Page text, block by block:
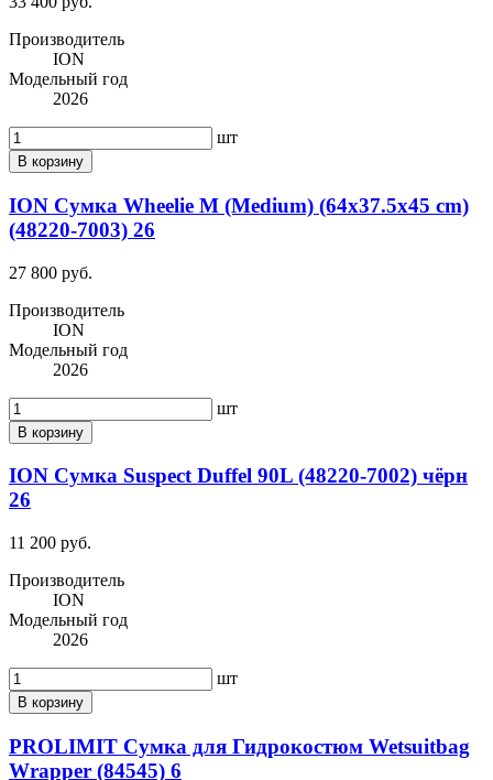
Производитель
ION
Модельный год
2026
шт
В корзину
ION Сумка Wheelie M (Medium) (64x37.5x45 cm)
(48220-7003) 26
27 800 руб.
Производитель
ION
Модельный год
2026
шт
В корзину
ION Сумка Suspect Duffel 90L (48220-7002) чёрн
26
11 200 руб.
Производитель
ION
Модельный год
2026
шт
В корзину
PROLIMIT Сумка для Гидрокостюм Wetsuitbag
Wrapper (84545) 6